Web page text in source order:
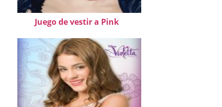
Juego de vestir a Pink